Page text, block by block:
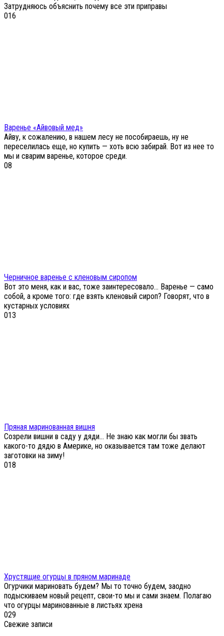
Затрудняюсь объяснить почему все эти приправы
016
Варенье «Айвовый мед»
Айву, к сожалению, в нашем лесу не пособираешь, ну не
переселилась еще, но купить — хоть всю забирай. Вот из нее то
мы и сварим варенье, которое среди.
08
Черничное варенье с кленовым сиропом
Вот это меня, как и вас, тоже заинтересовало… Варенье — само
собой, а кроме того: где взять кленовый сироп? Говорят, что в
кустарных условиях
013
Пряная маринованная вишня
Созрели вишни в саду у дяди… Не знаю как могли бы звать
какого-то дядю в Америке, но оказывается там тоже делают
заготовки на зиму!
018
Хрустящие огурцы в пряном маринаде
Огурчики мариновать будем? Мы то точно будем, заодно
подыскиваем новый рецепт, свои-то мы и сами знаем. Полагаю
что огурцы маринованные в листьях хрена
029
Свежие записи